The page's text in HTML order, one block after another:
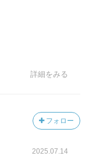
詳細をみる
フォロー
2025.07.14